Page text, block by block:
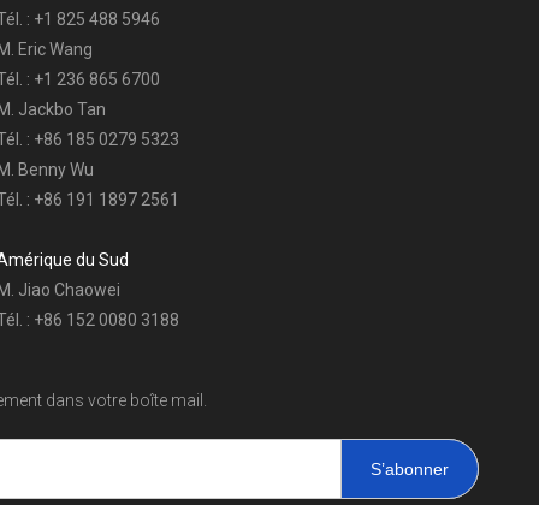
: +1 825 488 5946
M. Eric Wang
: +1 236 865 6700
M. Jackbo Tan
: +86 185 0279 5323
M. Benny Wu
: +86 191 1897 2561
du Sud
M. Jiao Chaowei
: +86 152 0080 3188
dans votre boîte mail.
S’abonner